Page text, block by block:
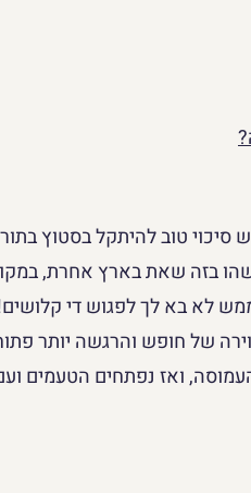
סיכוי טוב להיתקל בסטוץ
בזה שאת בארץ אחרת,
לא בא לך לפגוש די
של חופש והרגשה יותר
ואז נפתחים הטעמים